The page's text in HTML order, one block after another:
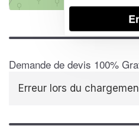
Leaflet| Map data ©
Demande de devis 100%
Erreur lors du